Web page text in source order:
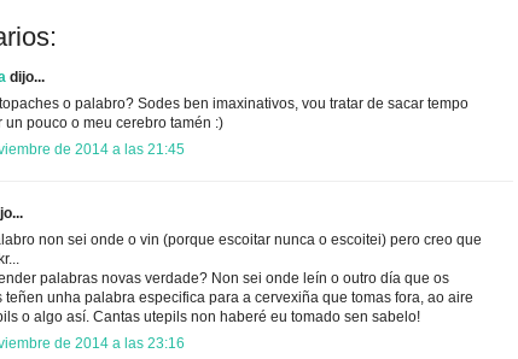
dijo...
o palabro? Sodes ben imaxinativos, vou tratar de sacar tempo
un pouco o meu cerebro tamén :)
de 2014 a las 21:45
non sei onde o vin (porque escoitar nunca o escoitei) pero creo que
palabras novas verdade? Non sei onde leín o outro día que os
teñen unha palabra especifica para a cervexiña que tomas fora, ao aire
o algo así. Cantas utepils non haberé eu tomado sen sabelo!
de 2014 a las 23:16